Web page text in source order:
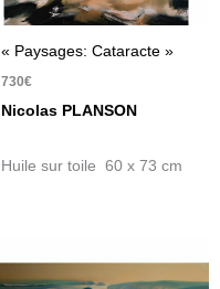
« Paysages: Cataracte »
730€
Nicolas PLANSON
Huile sur toile 60 x 73 cm